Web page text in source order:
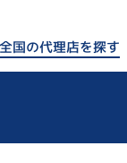
つの理由
国の代理店を探す